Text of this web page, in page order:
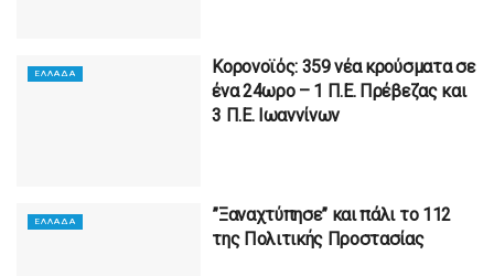
ΕΛΛΑΔΑ
Κορονοϊός: 359 νέα κρούσματα σε
ένα 24ωρο – 1 Π.Ε. Πρέβεζας και
3 Π.Ε. Ιωαννίνων
ΕΛΛΑΔΑ
”Ξαναχτύπησε” και πάλι το 112
της Πολιτικής Προστασίας